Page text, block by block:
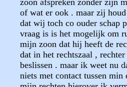
zoon afspreken zonder zijn
of wat er ook . maar zij
dat wij toch co ouder schap
vraag is is het mogelijk om
mijn zoon dat hij heeft de
dat in het rechtszaal ,
beslissen . maar ik weet nu
niets met contact tussen